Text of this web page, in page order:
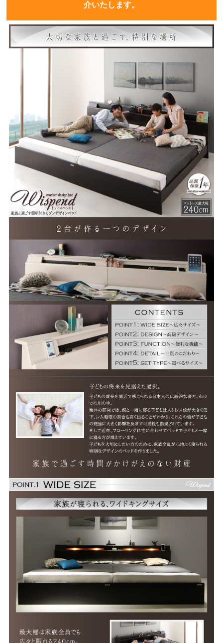
介いたします。